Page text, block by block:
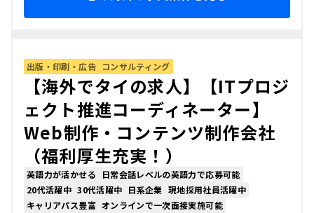
出版・印刷・広告 コンサルティング
【海外でタイの求人】【ITプロジ
ェクト推進コーディネーター】
Web制作・コンテンツ制作会社
（福利厚生充実！）
英語力が活かせる
日常会話レベルの英語力で応募可能
20代活躍中 30代活躍中 日系企業 現地採用社員活躍中
キャリアパス豊富 オンラインで一次面接実施可能